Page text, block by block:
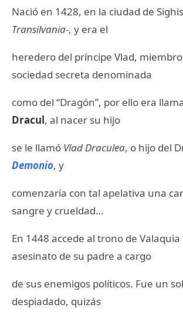
Nació en 1428, en la ciudad de
Transilvania-, y era el
heredero del príncipe Vlad,
sociedad secreta denominada
como del “Dragón”, por ello era
Dracul, al nacer su hijo
se le llamó Vlad Draculea, o hijo del
Demonio, y
comenzaría con tal apelativa una
sangre y crueldad…
En 1448 accede al trono de Valaquia
asesinato de su padre a cargo
de sus enemigos políticos. Fue un
despiadado, quizás